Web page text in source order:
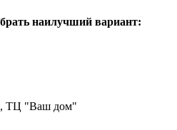
наилучший вариант:
ТЦ "Ваш дом"